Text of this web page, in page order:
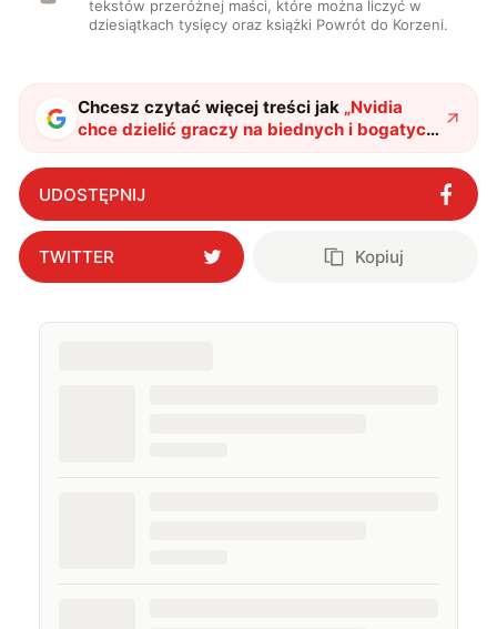
tekstów przeróżnej maści, które można liczyć w
dziesiątkach tysięcy oraz książki Powrót do Korzeni.
Chcesz czytać więcej treści jak „Nvidia
chce dzielić graczy na biednych i bogatych.
Nowe karty graficzne będzie dzielić
wydajnościowa przepaść"?
UDOSTĘPNIJ
TWITTER Kopiuj